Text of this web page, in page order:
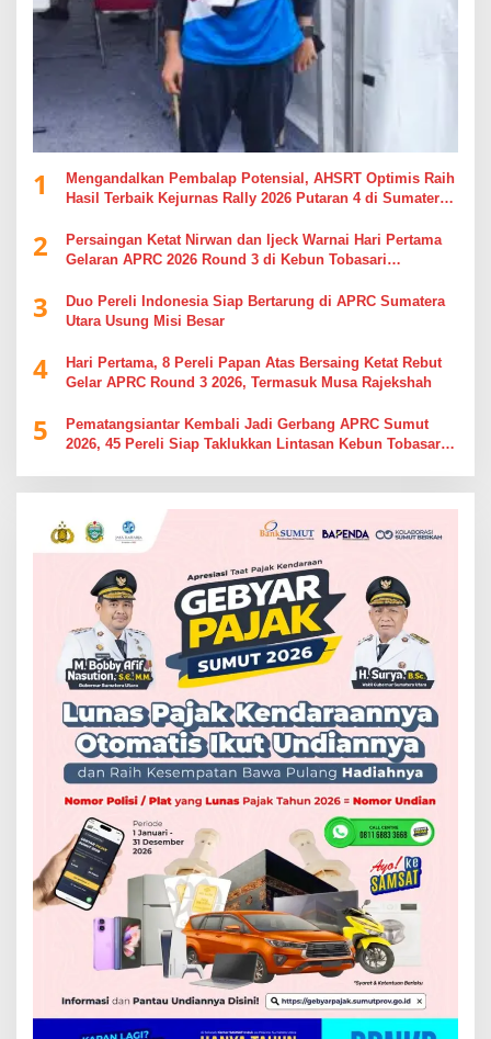
1
Mengandalkan Pembalap Potensial, AHSRT Optimis Raih
Hasil Terbaik Kejurnas Rally 2026 Putaran 4 di Sumatera
2
Persaingan Ketat Nirwan dan Ijeck Warnai Hari Pertama
Gelaran APRC 2026 Round 3 di Kebun Tobasari
3
Duo Pereli Indonesia Siap Bertarung di APRC Sumatera
Utara Usung Misi Besar
4
Hari Pertama, 8 Pereli Papan Atas Bersaing Ketat Rebut
Gelar APRC Round 3 2026, Termasuk Musa Rajekshah
5
Pematangsiantar Kembali Jadi Gerbang APRC Sumut
2026, 45 Pereli Siap Taklukkan Lintasan Kebun Tobasari